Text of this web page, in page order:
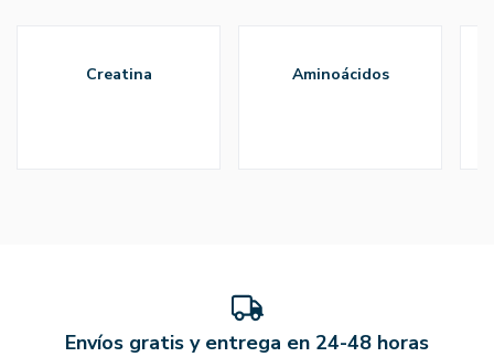
creatina aminoácidos
Envíos gratis y entrega en 24-48 horas